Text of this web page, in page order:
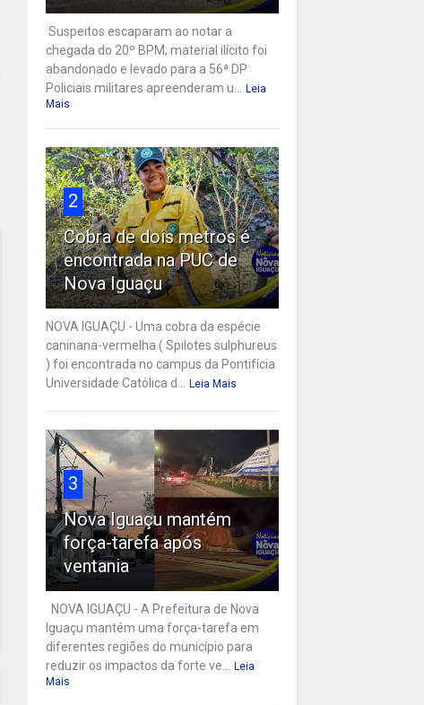
Suspeitos escaparam ao notar a
chegada do 20º BPM; material ilícito foi
abandonado e levado para a 56ª DP
Policiais militares apreenderam u...
Leia
Mais
2
Cobra de dois metros é
encontrada na PUC de
Nova Iguaçu
NOVA IGUAÇU - Uma cobra da espécie
caninana-vermelha ( Spilotes sulphureus
) foi encontrada no campus da Pontifícia
Universidade Católica d...
Leia Mais
3
Nova Iguaçu mantém
força-tarefa após
ventania
NOVA IGUAÇU - A Prefeitura de Nova
Iguaçu mantém uma força-tarefa em
diferentes regiões do município para
reduzir os impactos da forte ve...
Leia
Mais